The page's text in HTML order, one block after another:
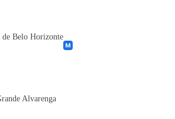
de Belo Horizonte
Alvarenga